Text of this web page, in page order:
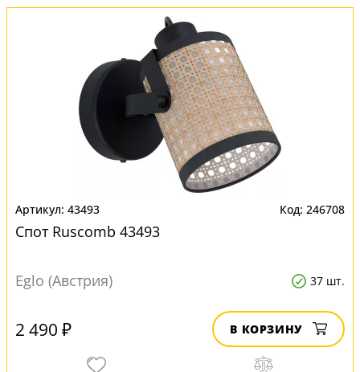
43493 246708
Спот Ruscomb 43493
Eglo (Австрия) 37 шт.
2 490 ₽ В КОРЗИНУ